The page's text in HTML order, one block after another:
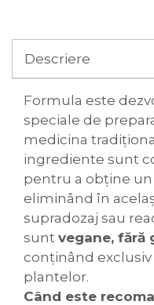
Descriere
Formula este
speciale de
medicina
ingrediente sunt
pentru a obține
eliminând în
supradozaj sau
sunt vegane, fără
conținând
plantelor.
Când este